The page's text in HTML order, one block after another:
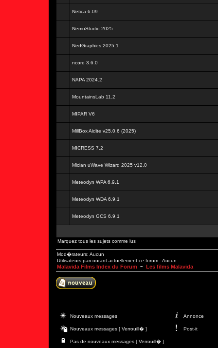
Netica 6.09
NemoStudio 2025
NedGraphics 2025.1
ncore 3.6.0
NAPA 2024.2
MountainsLab 11.2
MIPAR V6
MillBox Aidite v25.0.6 (2025)
MICRESS 7.2
Mician uWave Wizard 2025 v12.0
Meteodyn WPA 6.9.1
Meteodyn WDA 6.9.1
Meteodyn GCS 6.9.1
Marquez tous les sujets comme lus
Mod�rateurs: Aucun
Utilisateurs parcourant actuellement ce forum : Aucun
Malavida Films Index du Forum ~ Les films Malavida
Nouveaux messages Annonce
Nouveaux messages [ Verrouill� ] Post-it
Pas de nouveaux messages [ Verrouill� ]